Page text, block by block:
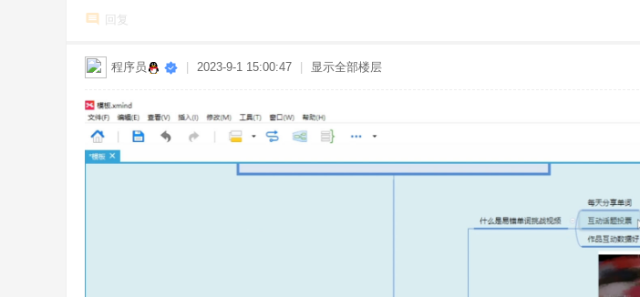
回复
程序员 2023-9-1 15:00:47 显示全部楼层